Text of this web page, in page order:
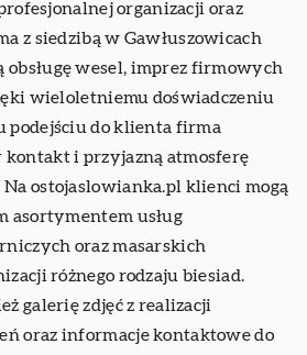
organizacji oraz
z siedzibą w Gawłuszowicach
obsługę wesel, imprez firmowych
wieloletniemu doświadczeniu
podejściu do klienta firma
i przyjazną atmosferę
ostojaslowianka.pl klienci mogą
asortymentem usług
oraz masarskich
różnego rodzaju biesiad.
galerię zdjęć z realizacji
oraz informacje kontaktowe do